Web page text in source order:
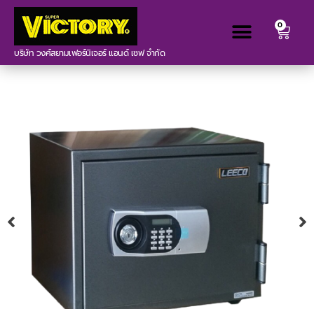
บริษัท วงศ์สยามเฟอร์นิเจอร์ แอนด์ เซฟ จำกัด
0